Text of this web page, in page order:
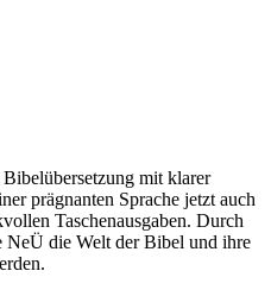
mit klarer
prägnanten Sprache jetzt auch
Taschenausgaben. Durch
NeÜ die Welt der Bibel und ihre